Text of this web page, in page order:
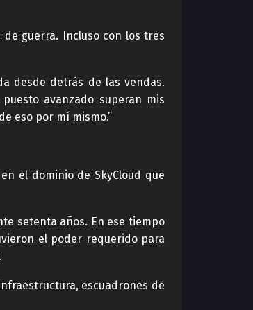
guerra. Incluso con los tres
desde detrás de las vendas.
avanzado superan mis
eso por mí mismo.”
el dominio de SkyCloud que
setenta años. En ese tiempo
el poder requerido para
escuadrones de